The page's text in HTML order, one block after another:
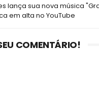
lança sua nova música
em alta no YouTube
COMENTÁRIO!